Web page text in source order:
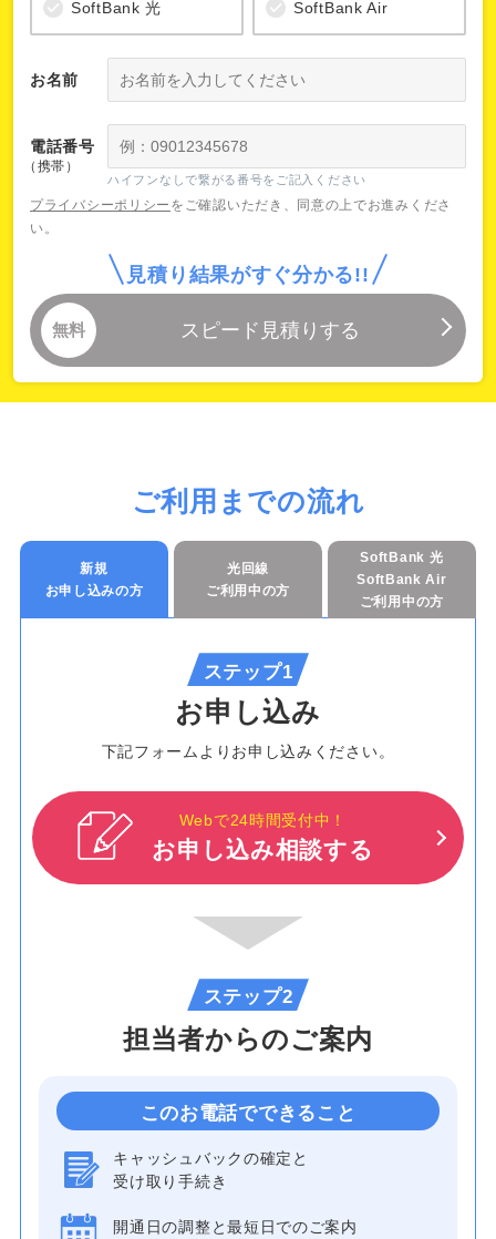
ご利用までの流れ
新規
お申し込みの方
光回線
ご利用中の方
SoftBank 光
SoftBank Air
ご利用中の方
ステップ1
お申し込み
下記フォームよりお申し込みください。
Webで24時間受付中！
お申し込み相談する
ステップ2
担当者からのご案内
このお電話でできること
キャッシュバックの確定と
受け取り手続き
開通日の調整と最短日でのご案内